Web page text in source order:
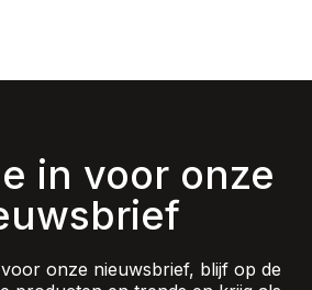
in voor onze
onze nieuwsbrief, blijf op de